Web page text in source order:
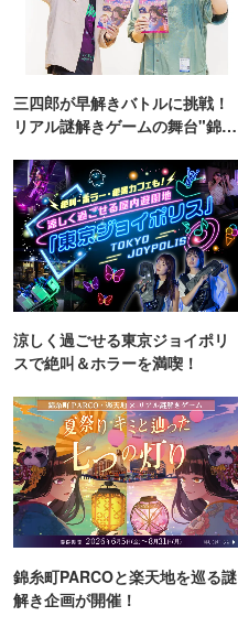
三四郎が早解きバトルに挑戦！
リアル謎解きゲームの舞台"錦糸
涼しく過ごせる東京ジョイポリ
スで絶叫＆ホラーを満喫！
錦糸町PARCOと楽天地を巡る謎
解き企画が開催！